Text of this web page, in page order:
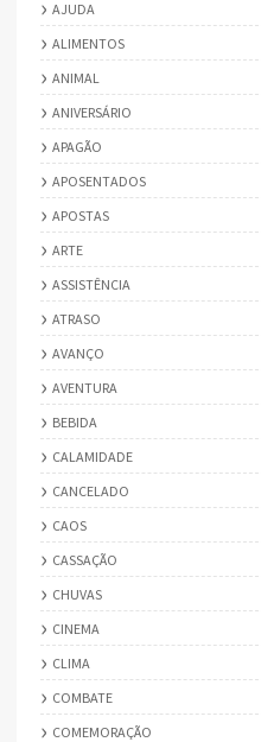
AJUDA
ALIMENTOS
ANIMAL
ANIVERSÁRIO
APAGÃO
APOSENTADOS
APOSTAS
ARTE
ASSISTÊNCIA
ATRASO
AVANÇO
AVENTURA
BEBIDA
CALAMIDADE
CANCELADO
CAOS
CASSAÇÃO
CHUVAS
CINEMA
CLIMA
COMBATE
COMEMORAÇÃO